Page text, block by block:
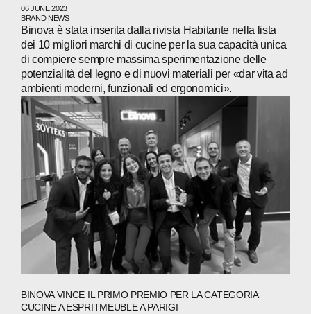
COMPANIES
PEOPLE
NEWS
PRESS
INVESTORS
CONTACTS
WECHAT LINKEDIN INSTAGRAM
06 JUNE 2023
BRAND NEWS
Binova è stata inserita dalla rivista Habitante nella lista
dei 10 migliori marchi di cucine per la sua capacità unica
di compiere sempre massima sperimentazione delle
potenzialità del legno e di nuovi materiali per «dar vita ad
ambienti moderni, funzionali ed ergonomici».
BINOVA VINCE IL PRIMO PREMIO PER LA CATEGORIA
CUCINE A ESPRITMEUBLE A PARIGI